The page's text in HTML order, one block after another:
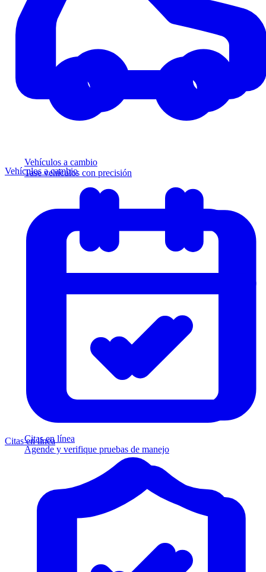
Vehículos a cambio
Tase vehículos con precisión
Citas en línea
Agende y verifique pruebas de manejo
Vehículos a cambio
Citas en línea